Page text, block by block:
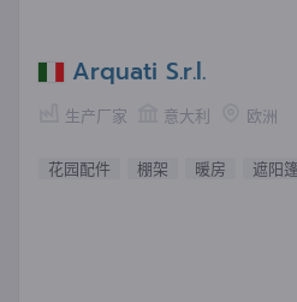
Arquati S.r.l.
生产厂家 意大利 欧洲
花园配件 棚架 暖房 遮阳篷